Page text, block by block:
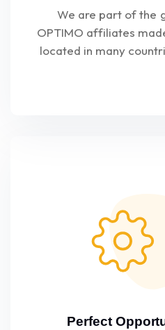
We are part of the
OPTIMO affiliates
located in many
Perfect